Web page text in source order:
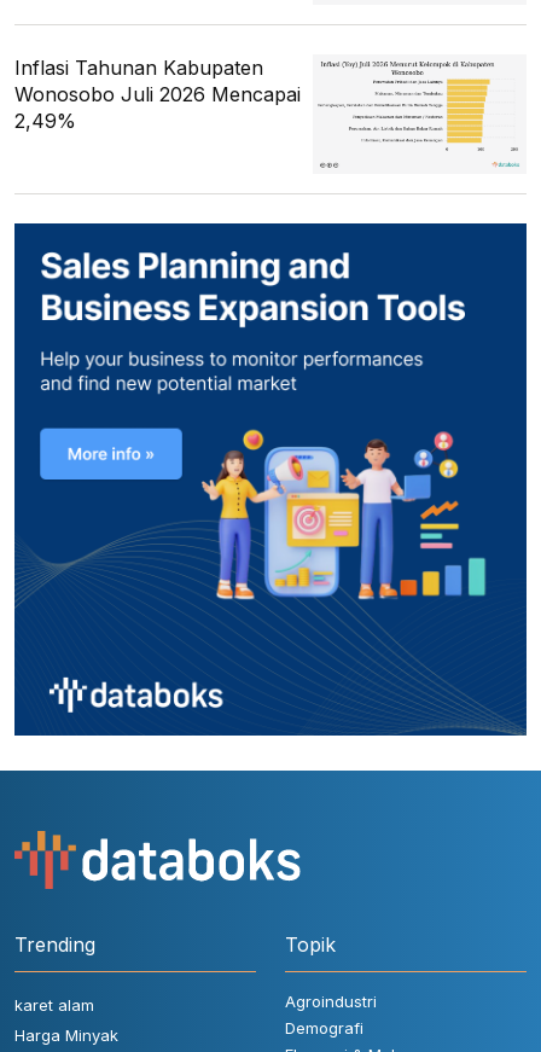
Inflasi Tahunan Kabupaten
Wonosobo Juli 2026 Mencapai
2,49%
Trending
karet alam
Harga Minyak
Topik
Agroindustri
Demografi